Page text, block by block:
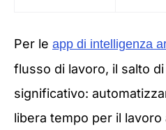
Per le app di intelligenza
flusso di lavoro, il salto
significativo:
libera tempo per il lavoro